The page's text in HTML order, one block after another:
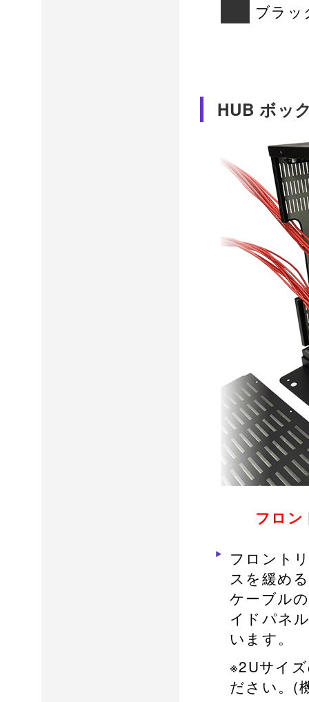
ブラッ
HUB ボッ
フロ
フロント
スを緩め
ケーブル
イドパネ
います。
※2Uサイ
ださい。(